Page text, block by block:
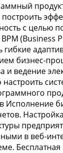
с целью
(Business
гибкие
бизнес-
и ведение
Исполнение
в веб-